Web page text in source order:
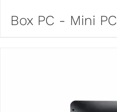
Box PC - Mini PC